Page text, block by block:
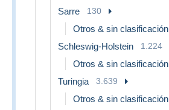
Sarre 130
Otros & sin clasificación
Schleswig-Holstein 1.224
Otros & sin clasificación
Turingia 3.639
Otros & sin clasificación